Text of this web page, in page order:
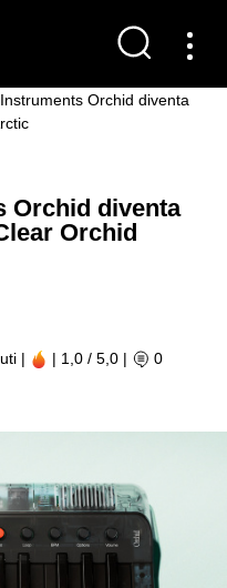
Orchid diventa
Orchid diventa
Orchid
| | 1,0 / 5,0 | 0